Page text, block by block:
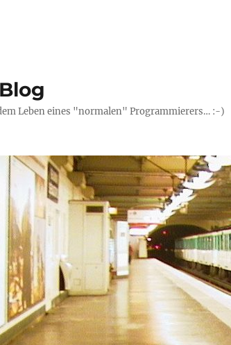
Leben eines "normalen" Programmierers… :-)